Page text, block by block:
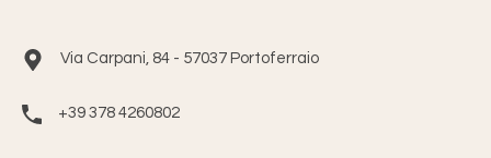
Via Carpani, 84 - 57037 Portoferraio
+39 378 4260802